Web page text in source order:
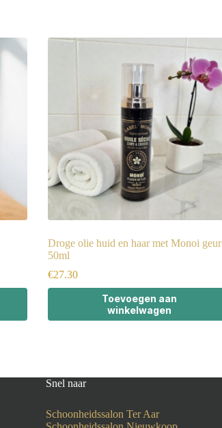
Droge olie huid en haar met Monoi geur
50ml
€27.30
Toevoegen aan
winkelwagen
Snel naar
Schoonheidssalon Ter Aar